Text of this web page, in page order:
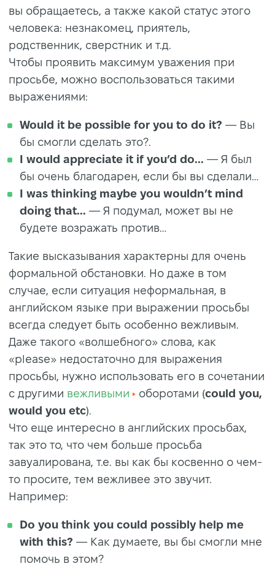
вы обращаетесь, а также какой статус этого
человека: незнакомец, приятель,
родственник, сверстник и т.д.
Чтобы проявить максимум уважения при
просьбе, можно воспользоваться такими
выражениями:
Would it be possible for you to do it? — Вы
бы смогли сделать это?.
I would appreciate it if you’d do... — Я был
бы очень благодарен, если бы вы сделали…
I was thinking maybe you wouldn’t mind
doing that... — Я подумал, может вы не
будете возражать против…
Такие высказывания характерны для очень
формальной обстановки. Но даже в том
случае, если ситуация неформальная, в
английском языке при выражении просьбы
всегда следует быть особенно вежливым.
Даже такого «волшебного» слова, как
«please» недостаточно для выражения
просьбы, нужно использовать его в сочетании
с другими вежливыми оборотами (could you,
would you etc).
Что еще интересно в английских просьбах,
так это то, что чем больше просьба
завуалирована, т.е. вы как бы косвенно о чем-
то просите, тем вежливее это звучит.
Например:
Do you think you could possibly help me
with this? — Как думаете, вы бы смогли мне
помочь в этом?